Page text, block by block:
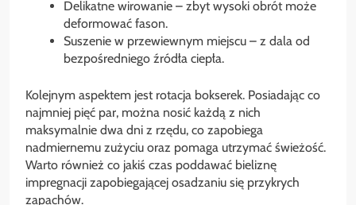
Delikatne wirowanie – zbyt wysoki obrót może
deformować fason.
Suszenie w przewiewnym miejscu – z dala od
bezpośredniego źródła ciepła.
Kolejnym aspektem jest rotacja bokserek. Posiadając co
najmniej pięć par, można nosić każdą z nich
maksymalnie dwa dni z rzędu, co zapobiega
nadmiernemu zużyciu oraz pomaga utrzymać świeżość.
Warto również co jakiś czas poddawać bieliznę
impregnacji zapobiegającej osadzaniu się przykrych
zapachów.